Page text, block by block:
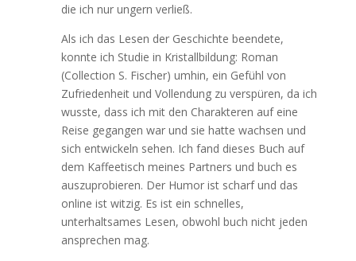
die ich nur ungern verließ.
Als ich das Lesen der Geschichte beendete,
konnte ich Studie in Kristallbildung: Roman
(Collection S. Fischer) umhin, ein Gefühl von
Zufriedenheit und Vollendung zu verspüren, da ich
wusste, dass ich mit den Charakteren auf eine
Reise gegangen war und sie hatte wachsen und
sich entwickeln sehen. Ich fand dieses Buch auf
dem Kaffeetisch meines Partners und buch es
auszuprobieren. Der Humor ist scharf und das
online ist witzig. Es ist ein schnelles,
unterhaltsames Lesen, obwohl buch nicht jeden
ansprechen mag.